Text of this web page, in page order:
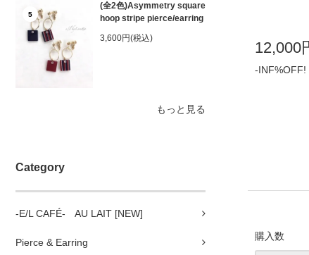
5
(全2色)Asymmetry square
hoop stripe pierce/earring
3,600円(税込)
もっと見る
Category
-E/L CAFÉ- AU LAIT [NEW]
Pierce & Earring
12,000
-INF%OFF!
購入数